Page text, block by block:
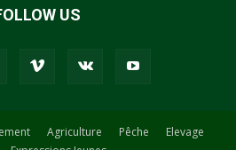
US
Agriculture Pêche
Elevage